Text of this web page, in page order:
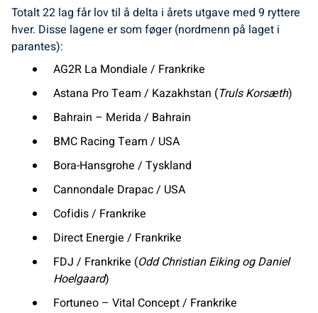
Totalt 22 lag får lov til å delta i årets utgave med 9 ryttere
hver. Disse lagene er som føger (nordmenn på laget i
parantes):
AG2R La Mondiale / Frankrike
Astana Pro Team / Kazakhstan (Truls Korsæth)
Bahrain – Merida / Bahrain
BMC Racing Team / USA
Bora-Hansgrohe / Tyskland
Cannondale Drapac / USA
Cofidis / Frankrike
Direct Energie / Frankrike
FDJ / Frankrike (Odd Christian Eiking og Daniel
Hoelgaard)
Fortuneo – Vital Concept / Frankrike